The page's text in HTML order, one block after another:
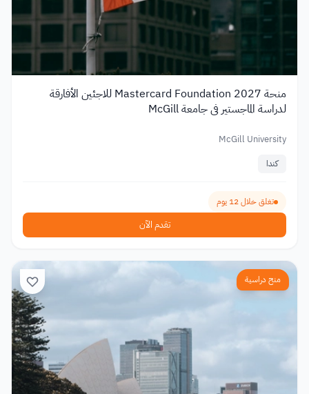
منحة Mastercard Foundation 2027 للاجئين الأفارقة
لدراسة الماجستير في جامعة McGill
McGill University
كندا
تغلق خلال 12 يوم
تقدم الآن
منح دراسية